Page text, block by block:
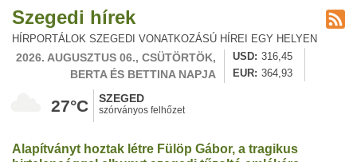
Szegedi hírek
HÍRPORTÁLOK SZEGEDI VONATKOZÁSÚ HÍREI EGY HELYEN
2026. AUGUSZTUS 06., CSÜTÖRTÖK,
BERTA ÉS BETTINA NAPJA
USD
316,45
EUR
364,93
27°C SZEGED
szórványos felhőzet
Alapítványt hoztak létre Fülöp Gábor, a tragikus